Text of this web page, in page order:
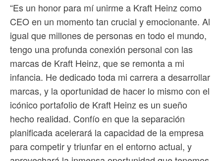
“Es un honor para mí unirme a Kraft Heinz como
CEO en un momento tan crucial y emocionante. Al
igual que millones de personas en todo el mundo,
tengo una profunda conexión personal con las
marcas de Kraft Heinz, que se remonta a mi
infancia. He dedicado toda mi carrera a desarrollar
marcas, y la oportunidad de hacer lo mismo con el
icónico portafolio de Kraft Heinz es un sueño
hecho realidad. Confío en que la separación
planificada acelerará la capacidad de la empresa
para competir y triunfar en el entorno actual, y